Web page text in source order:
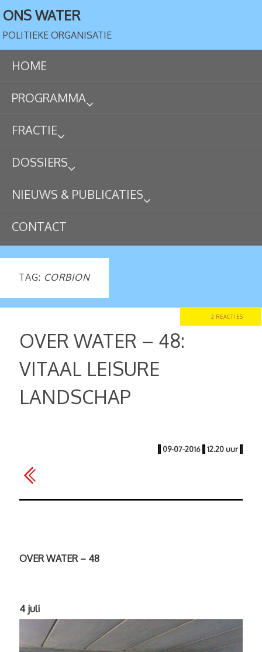
ONS WATER
POLITIEKE ORGANISATIE
HOME
PROGRAMMA
FRACTIE
DOSSIERS
NIEUWS & PUBLICATIES
CONTACT
TAG: CORBION
2 REACTIES
OVER WATER – 48:
VITAAL LEISURE
LANDSCHAP
| 09-07-2016 | 12.20 uur |
OVER WATER – 48
4 juli